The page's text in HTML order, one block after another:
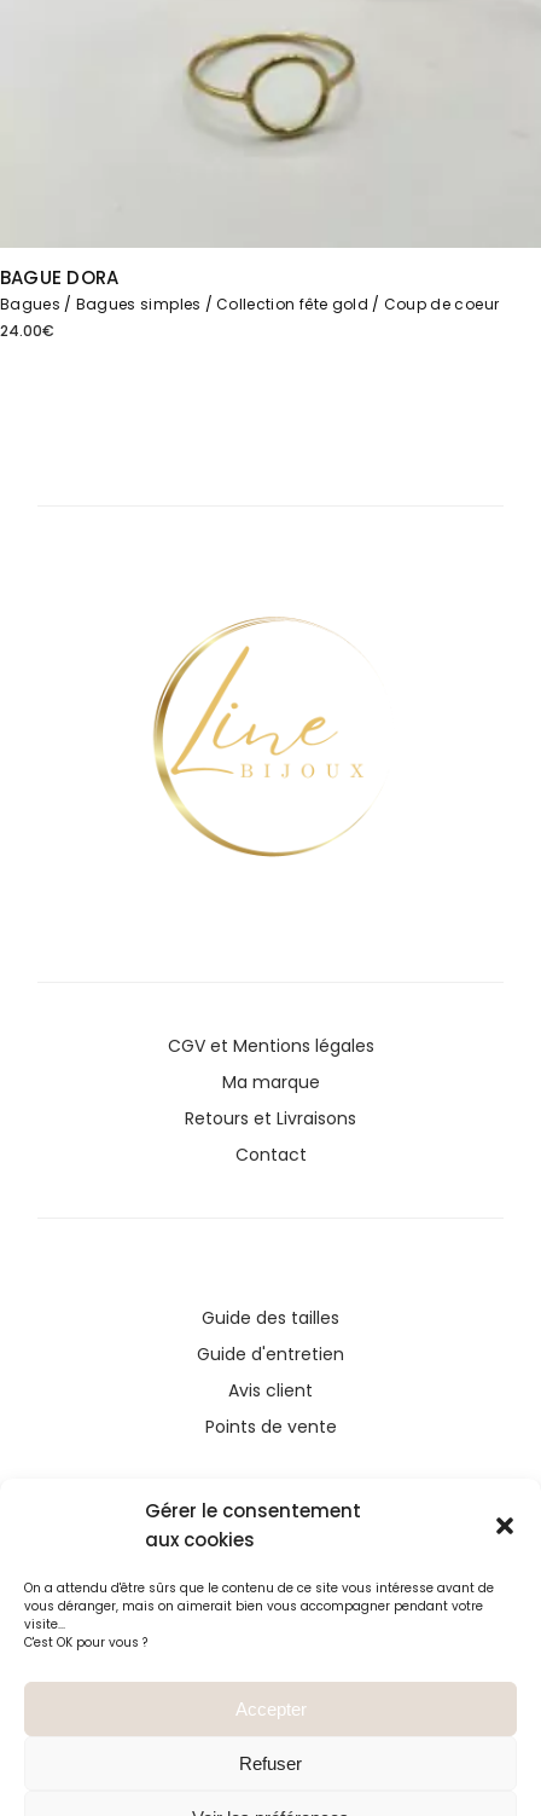
Gérer le consentement
aux cookies
On a attendu d'être sûrs que le contenu de ce site vous intéresse avant de
vous déranger, mais on aimerait bien vous accompagner pendant votre
visite...
C'est OK pour vous ?
Accepter
Refuser
BAGUE DORA
Bagues Bagues simples Collection fête gold
Coup de coeur
24.00€
CGVet Mentions légales
Ma marque
Retours et Livraisons
Contact
Guide des tailles
Guide d'entretien
Avis client
Points de vente
UE), dans le cadre de la réponse de l’Union
européenne à la pandémie COVID-19. L’Europe
s’engage à La Réunion